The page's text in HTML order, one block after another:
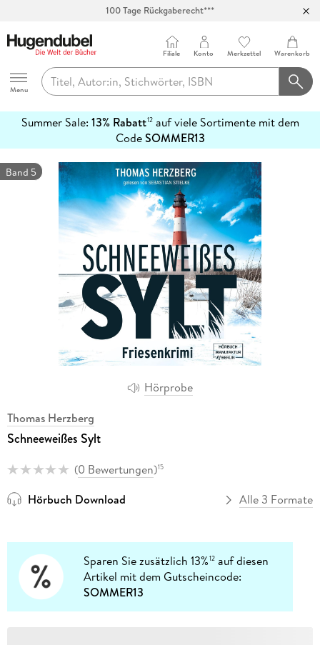
100 Tage Rückgaberecht***
Hugendubel
Menu
Filiale Konto Merkzettel Warenkorb
Summer Sale: 13% Rabatt12auf viele Sortimente mit dem
CodeSOMMER13
erfahren
Hörprobe
Band 5
Thomas Herzberg
Schneeweißes Sylt
(0 Bewertungen)15
Hörbuch Download Alle 3 Formate
Sparen Sie zusätzlich 13%12 auf diesen
Artikel mit dem Gutscheincode:
SOMMER13